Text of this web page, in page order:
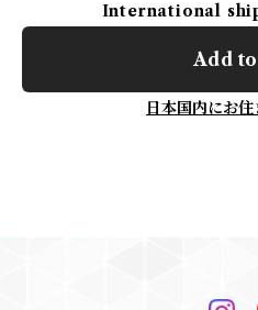
International
Add
日本国内にお